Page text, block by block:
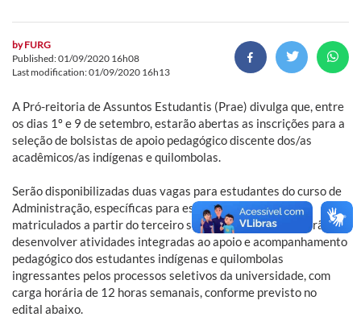
byFURG
Published: 01/09/2020 16h08
Last modification: 01/09/2020 16h13
A Pró-reitoria de Assuntos Estudantis (Prae) divulga que, entre
os dias 1º e 9 de setembro, estarão abertas as inscrições para a
seleção de bolsistas de apoio pedagógico discente dos/as
acadêmicos/as indígenas e quilombolas.
Serão disponibilizadas duas vagas para estudantes do curso de
Administração, específicas para estudantes que estejam
matriculados a partir do terceiro semestre do curso, que irão
desenvolver atividades integradas ao apoio e acompanhamento
pedagógico dos estudantes indígenas e quilombolas
ingressantes pelos processos seletivos da universidade, com
carga horária de 12 horas semanais, conforme previsto no
edital abaixo.